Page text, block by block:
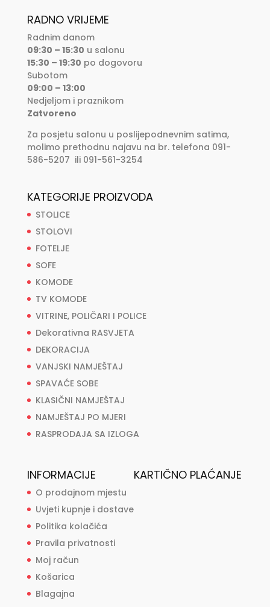
RADNO VRIJEME
Radnim danom
09:30 – 15:30 u salonu
15:30 – 19:30 po dogovoru
Subotom
09:00 – 13:00
Nedjeljom i praznikom
Zatvoreno
Za posjetu salonu u poslijepodnevnim satima,
molimo prethodnu najavu na br. telefona 091-
586-5207 ili 091-561-3254
KATEGORIJE PROIZVODA
STOLICE
STOLOVI
FOTELJE
SOFE
KOMODE
TV KOMODE
VITRINE, POLIČARI I POLICE
Dekorativna RASVJETA
DEKORACIJA
VANJSKI NAMJEŠTAJ
SPAVAĆE SOBE
KLASIČNI NAMJEŠTAJ
NAMJEŠTAJ PO MJERI
RASPRODAJA SA IZLOGA
INFORMACIJE
O prodajnom mjestu
Uvjeti kupnje i dostave
Politika kolačića
Pravila privatnosti
Moj račun
Košarica
Blagajna
KARTIČNO PLAĆANJE